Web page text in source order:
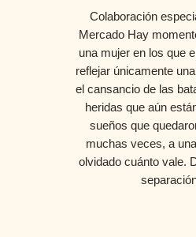
Colaboración
Mercado Hay
una mujer en los que
reflejar únicamente
el cansancio de las
heridas que aún
sueños que
muchas veces, a
olvidado cuánto vale.